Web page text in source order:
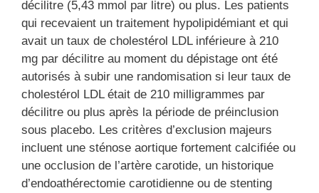
décilitre (5,43 mmol par litre) ou plus. Les patients
qui recevaient un traitement hypolipidémiant et qui
avait un taux de cholestérol LDL inférieure à 210
mg par décilitre au moment du dépistage ont été
autorisés à subir une randomisation si leur taux de
cholestérol LDL était de 210 milligrammes par
décilitre ou plus après la période de pré­inclusion
sous placebo. Les critères d’exclusion majeurs
incluent une sténose aortique fortement calcifiée ou
une occlusion de l’artère carotide, un historique
d’endoathérectomie carotidienne ou de stenting